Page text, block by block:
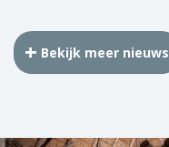
Bekijk meer nieuws